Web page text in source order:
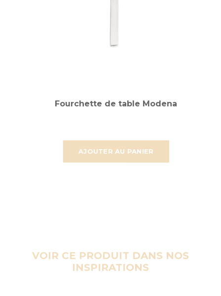
AJOUTER AU PANIER
Fourchette de table Modena
VOIR CE PRODUIT DANS NOS
INSPIRATIONS